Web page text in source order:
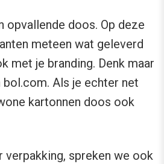
opvallende doos. Op deze
meteen wat geleverd
met je branding. Denk maar
bol.com. Als je echter net
kartonnen doos ook
verpakking, spreken we ook